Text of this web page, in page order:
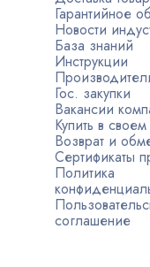
Гарантийное
Новости
База знаний
Инструкции
Гос. закупки
Вакансии
Купить в
Возврат и
Сертификаты
Политика
соглашение